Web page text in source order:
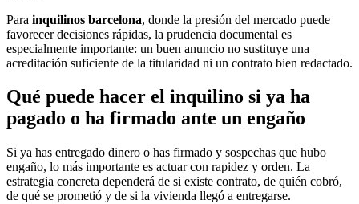
Para inquilinos barcelona, donde la presión del mercado puede
favorecer decisiones rápidas, la prudencia documental es
especialmente importante: un buen anuncio no sustituye una
acreditación suficiente de la titularidad ni un contrato bien redactado.
Qué puede hacer el inquilino si ya ha
pagado o ha firmado ante un engaño
Si ya has entregado dinero o has firmado y sospechas que hubo
engaño, lo más importante es actuar con rapidez y orden. La
estrategia concreta dependerá de si existe contrato, de quién cobró,
de qué se prometió y de si la vivienda llegó a entregarse.